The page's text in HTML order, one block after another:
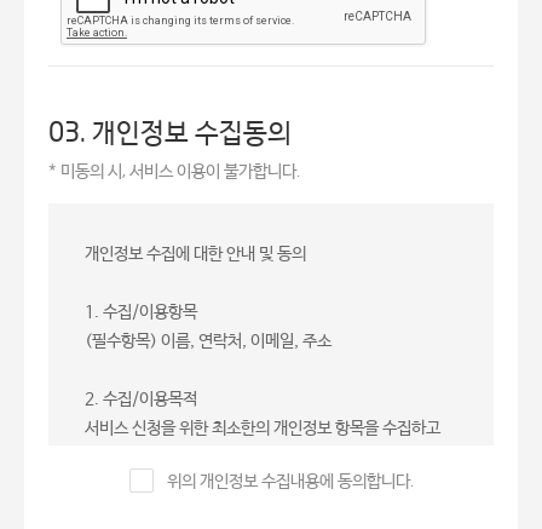
03. 개인정보 수집동의
* 미동의 시, 서비스 이용이 불가합니다.
개인정보 수집에 대한 안내 및 동의
1. 수집/이용항목
(필수항목) 이름, 연락처, 이메일, 주소
2. 수집/이용목적
서비스 신청을 위한 최소한의 개인정보 항목을 수집하고
되지 않습니다.위의 개인정보 수집내용에 동의합니다.